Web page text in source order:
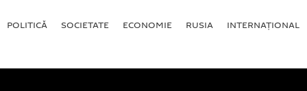
POLITICĂ SOCIETATE ECONOMIE RUSIA INTERNAŢIONAL